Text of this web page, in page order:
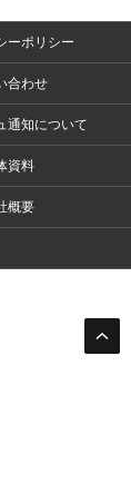
ーポリシー
合わせ
通知について
資料
概要